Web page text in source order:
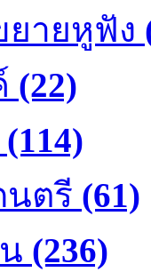
ยายหูฟัง
(22)
(114)
นตรี (61)
(236)